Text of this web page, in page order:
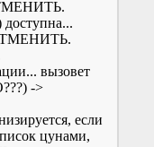
ОТМЕНИТЬ.
вызовет
->
если
цунами,